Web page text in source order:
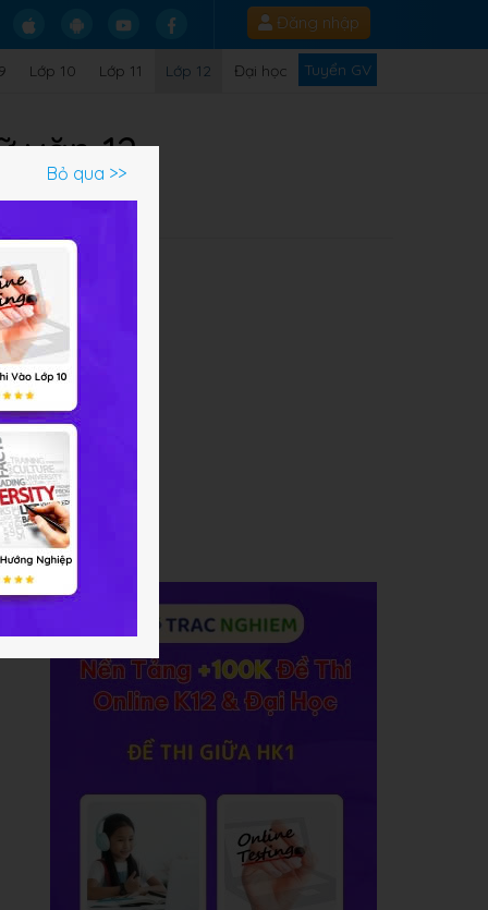
Đăng nhập
Lớp 10 Lớp 11 Lớp 12 Đại học Tuyển GV
văn 12
để
Bỏ qua >>